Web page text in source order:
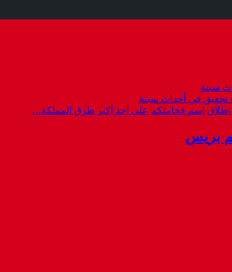
سبتة
تحقيق في أحداث سبتة
إسم فخامتكم على أحد أكبر طرق المملكة…
بريس